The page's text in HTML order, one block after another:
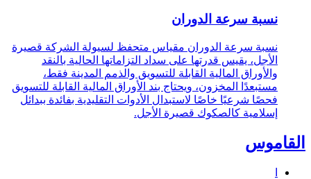
نسبة سرعة الدوران
نسبة سرعة الدوران مقياس متحفظ لسيولة الشركة قصيرة
الأجل، يقيس قدرتها على سداد التزاماتها الحالية بالنقد
والأوراق المالية القابلة للتسويق والذمم المدينة فقط،
مستبعدًا المخزون، ويحتاج بند الأوراق المالية القابلة للتسويق
فحصًا شرعيًا خاصًا لاستبدال الأدوات التقليدية بفائدة ببدائل
إسلامية كالصكوك قصيرة الأجل.
القاموس